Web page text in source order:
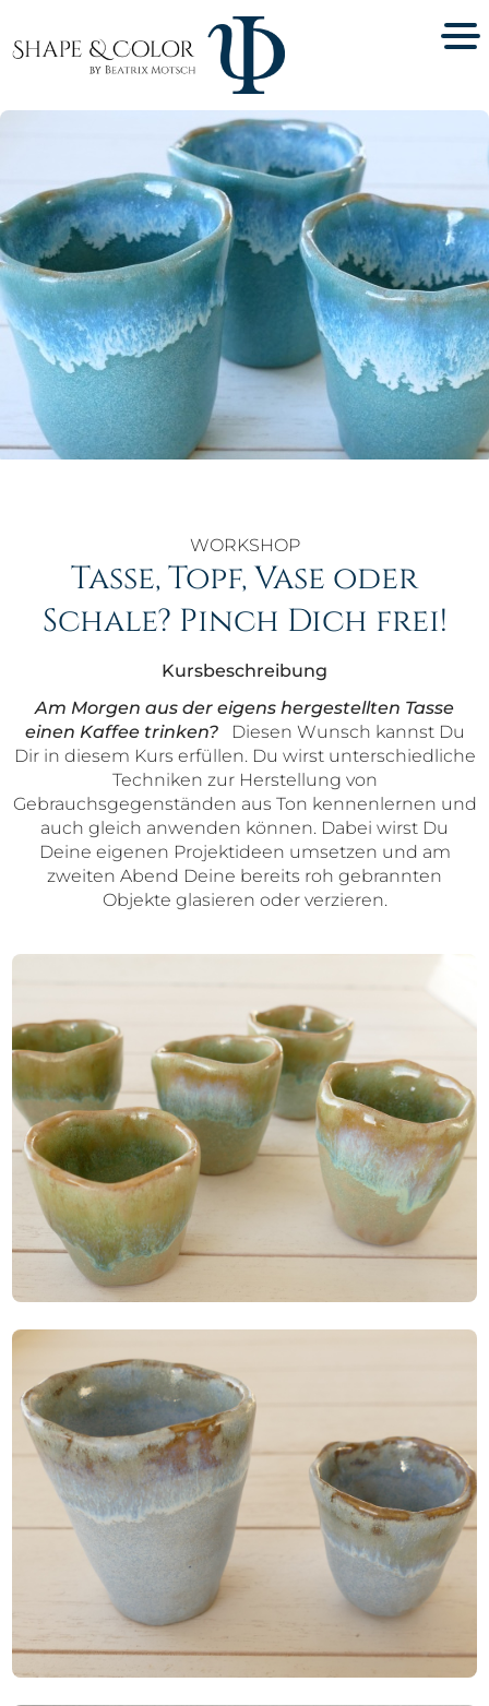
WORKSHOP
Tasse, Topf, Vase oder
Schale? Pinch Dich frei!
Kursbeschreibung
Am Morgen aus der eigens hergestellten Tasse
einen Kaffee trinken?
Diesen Wunsch kannst Du
Dir in diesem Kurs erfüllen. Du wirst unterschiedliche
Techniken zur Herstellung von
Gebrauchsgegenständen aus Ton kennenlernen und
auch gleich anwenden können. Dabei wirst Du
Deine eigenen Projektideen umsetzen und am
zweiten Abend Deine bereits roh gebrannten
Objekte glasieren oder verzieren.